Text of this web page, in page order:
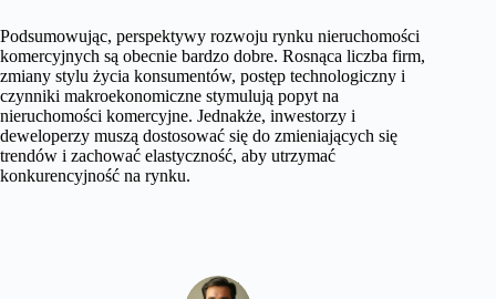
Podsumowując, perspektywy rozwoju rynku nieruchomości
komercyjnych są obecnie bardzo dobre. Rosnąca liczba firm,
zmiany stylu życia konsumentów, postęp technologiczny i
czynniki makroekonomiczne stymulują popyt na
nieruchomości komercyjne. Jednakże, inwestorzy i
deweloperzy muszą dostosować się do zmieniających się
trendów i zachować elastyczność, aby utrzymać
konkurencyjność na rynku.